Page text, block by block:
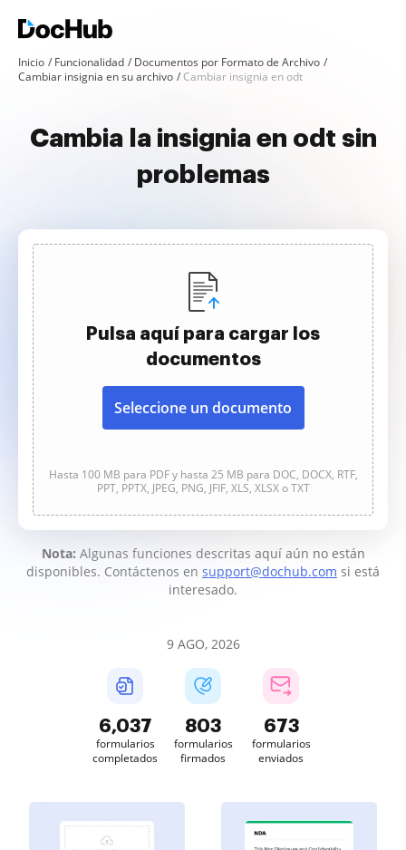
Inicio Funcionalidad
Documentos por Formato de Archivo
Cambiar insignia en su archivo
Cambiar insignia en odt
Cambia la insignia en odt sin
problemas
Pulsa aquí para cargar los
documentos
Seleccione un documento
Hasta 100 MB para PDF y hasta 25 MB para DOC, DOCX, RTF,
PPT, PPTX, JPEG, PNG, JFIF, XLS, XLSX o TXT
Nota: Algunas funciones descritas aquí aún no están
disponibles. Contáctenos en support@dochub.com si está
interesado.
9 AGO, 2026
6,038
formularios
completados
803
formularios
firmados
673
formularios
enviados